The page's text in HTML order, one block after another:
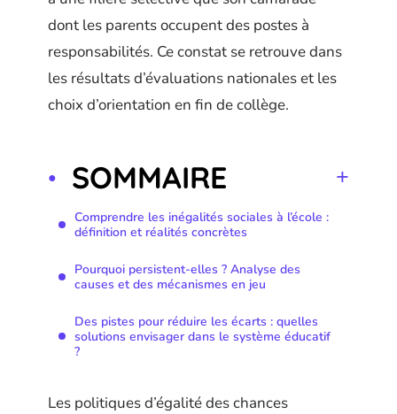
dont les parents occupent des postes à
responsabilités. Ce constat se retrouve dans
les résultats d’évaluations nationales et les
choix d’orientation en fin de collège.
SOMMAIRE
Comprendre les inégalités sociales à l’école :
définition et réalités concrètes
Pourquoi persistent-elles ? Analyse des
causes et des mécanismes en jeu
Des pistes pour réduire les écarts : quelles
solutions envisager dans le système éducatif
?
Les politiques d’égalité des chances